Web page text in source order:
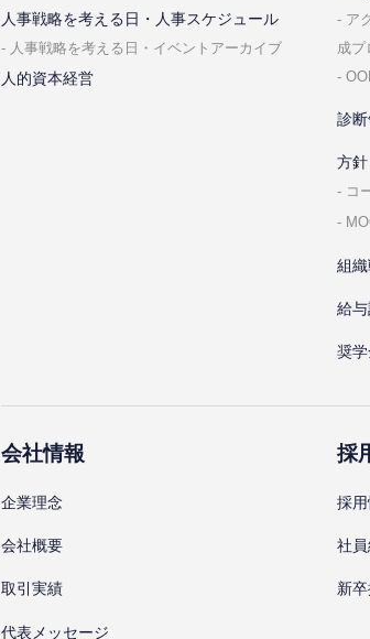
⼈事戦略を考える⽇・⼈事スケジュール
⼈事戦略を考える⽇・イベントアーカイブ
人的資本経営
ア
成プ
診
⽅
コ
組
給
奨
会社情報
企業理念
会社概要
取引実績
代表メッセージ
採
採⽤
社
新